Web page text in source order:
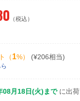
（税込）
（1%） (¥206相当)
08月18日(火)まで に出荷